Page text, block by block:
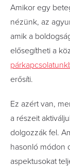
Amikor egy
nézünk, az
amik a
elősegítheti a
erősíti.
Ez azért van,
a részeit
dolgozzák fel.
hasonló módon
aspektusokat